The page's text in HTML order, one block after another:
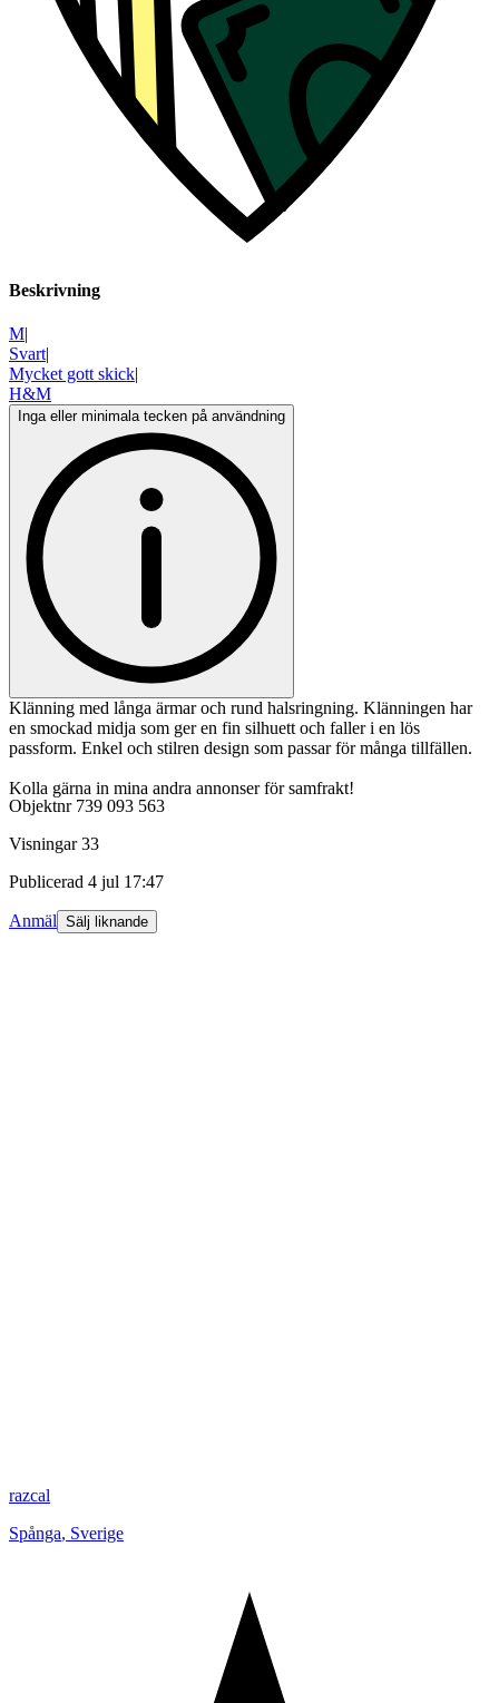
Beskrivning
M|
Svart|
Mycket gott skick|
H&M
Inga eller minimala tecken på användning
Klänning med långa ärmar och rund halsringning. Klänningen har
en smockad midja som ger en fin silhuett och faller i en lös
passform. Enkel och stilren design som passar för många tillfällen.
Kolla gärna in mina andra annonser för samfrakt!
Objektnr 739 093 563
Visningar 33
Publicerad 4 jul 17:47
Anmäl Sälj liknande
razcal
Spånga, Sverige